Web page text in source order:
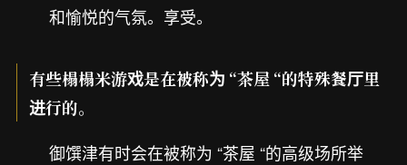
和愉悦的气氛。享受。
有些榻榻米游戏是在被称为 “茶屋 “的特殊餐厅里
进行的。
御馔津有时会在被称为 “茶屋 “的高级场所举